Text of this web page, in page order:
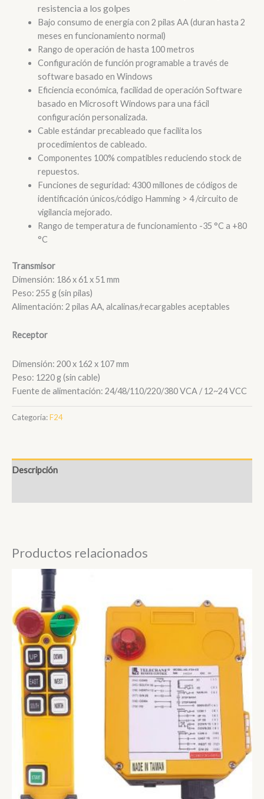
resistencia a los golpes
Bajo consumo de energía con 2 pilas AA (duran hasta 2
meses en funcionamiento normal)
Rango de operación de hasta 100 metros
Configuración de función programable a través de
software basado en Windows
Eficiencia económica, facilidad de operación Software
basado en Microsoft Windows para una fácil
configuración personalizada.
Cable estándar precableado que facilita los
procedimientos de cableado.
Componentes 100% compatibles reduciendo stock de
repuestos.
Funciones de seguridad: 4300 millones de códigos de
identificación únicos/código Hamming > 4 /circuito de
vigilancia mejorado.
Rango de temperatura de funcionamiento -35 °C a +80
°C
Transmisor
Dimensión: 186 x 61 x 51 mm
Peso: 255 g (sin pilas)
Alimentación: 2 pilas AA, alcalinas/recargables aceptables
Receptor
Dimensión: 200 x 162 x 107 mm
Peso: 1220 g (sin cable)
Fuente de alimentación: 24/48/110/220/380 VCA / 12~24 VCC
Categoría:F24
Descripción
Productos relacionados